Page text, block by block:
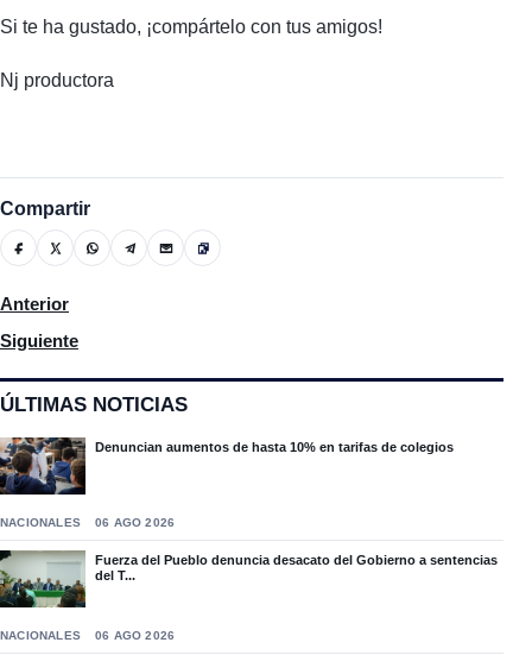
ÚLTIMAS NOTICIAS
Denuncian aumentos de hasta 10% en tarifas de colegios
NACIONALES 06 AGO 2026
Fuerza del Pueblo denuncia desacato del Gobierno a sentencias
del T...
NACIONALES 06 AGO 2026
Si te ha gustado, ¡compártelo con tus amigos!
Nj productora
Compartir
Artículo anterior: Gracias al senador Carlos Gómez decenas
Anterior
Artículo siguiente: Navidad Pa’ Moca
Siguiente